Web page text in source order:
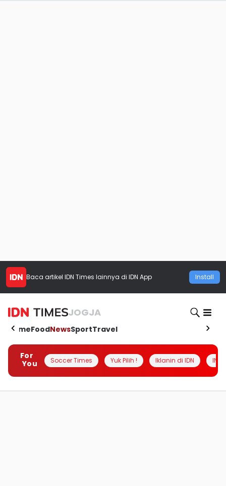
Baca artikel IDN Times lainnya di IDN App Install
JOGJA
HomeFoodNewsSportTravel
For
You
Soccer Times Yuk Pilih ! Iklanin di IDN